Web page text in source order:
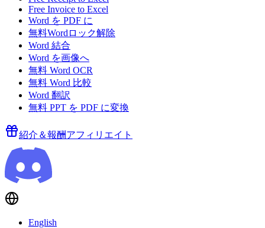
Free Invoice to Excel
Word を PDF に
無料Wordロック解除
Word 結合
Word を画像へ
無料 Word OCR
無料 Word 比較
Word 翻訳
無料 PPT を PDF に変換
紹介＆報酬アフィリエイト
English